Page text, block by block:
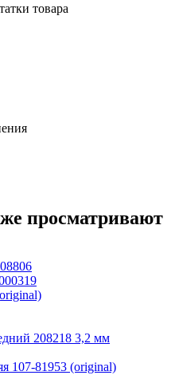
товара
просматривают
208218 3,2 мм
107-81953 (original)